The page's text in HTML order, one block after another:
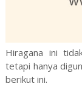
Hiragana ini
tetapi hanya
berikut ini.